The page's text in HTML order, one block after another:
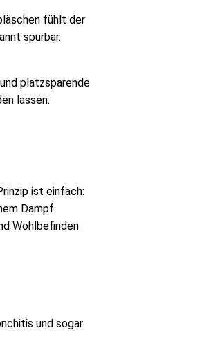
fühlt der
spürbar.
platzsparende
lassen.
ist einfach:
Dampf
Wohlbefinden
und sogar